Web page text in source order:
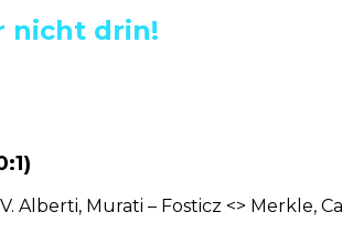
nicht drin!
Alberti, Murati – Fosticz <> Merkle,